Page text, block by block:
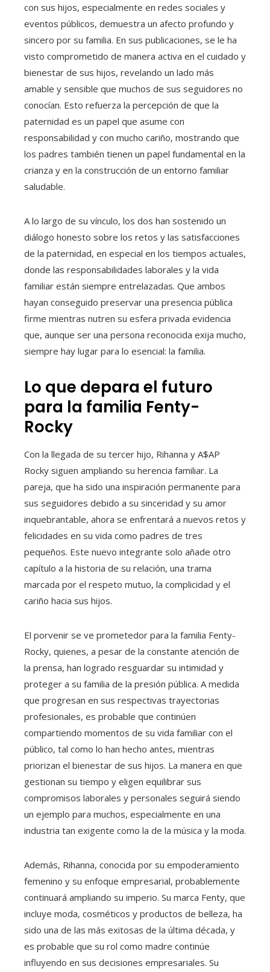
con sus hijos, especialmente en redes sociales y
eventos públicos, demuestra un afecto profundo y
sincero por su familia. En sus publicaciones, se le ha
visto comprometido de manera activa en el cuidado y
bienestar de sus hijos, revelando un lado más
amable y sensible que muchos de sus seguidores no
conocían. Esto refuerza la percepción de que la
paternidad es un papel que asume con
responsabilidad y con mucho cariño, mostrando que
los padres también tienen un papel fundamental en la
crianza y en la construcción de un entorno familiar
saludable.
A lo largo de su vínculo, los dos han sostenido un
diálogo honesto sobre los retos y las satisfacciones
de la paternidad, en especial en los tiempos actuales,
donde las responsabilidades laborales y la vida
familiar están siempre entrelazadas. Que ambos
hayan conseguido preservar una presencia pública
firme mientras nutren su esfera privada evidencia
que, aunque ser una persona reconocida exija mucho,
siempre hay lugar para lo esencial: la familia.
Lo que depara el futuro
para la familia Fenty-
Rocky
Con la llegada de su tercer hijo, Rihanna y A$AP
Rocky siguen ampliando su herencia familiar. La
pareja, que ha sido una inspiración permanente para
sus seguidores debido a su sinceridad y su amor
inquebrantable, ahora se enfrentará a nuevos retos y
felicidades en su vida como padres de tres
pequeños. Este nuevo integrante solo añade otro
capítulo a la historia de su relación, una trama
marcada por el respeto mutuo, la complicidad y el
cariño hacia sus hijos.
El porvenir se ve prometedor para la familia Fenty-
Rocky, quienes, a pesar de la constante atención de
la prensa, han logrado resguardar su intimidad y
proteger a su familia de la presión pública. A medida
que progresan en sus respectivas trayectorias
profesionales, es probable que continúen
compartiendo momentos de su vida familiar con el
público, tal como lo han hecho antes, mientras
priorizan el bienestar de sus hijos. La manera en que
gestionan su tiempo y eligen equilibrar sus
compromisos laborales y personales seguirá siendo
un ejemplo para muchos, especialmente en una
industria tan exigente como la de la música y la moda.
Además, Rihanna, conocida por su empoderamiento
femenino y su enfoque empresarial, probablemente
continuará ampliando su imperio. Su marca Fenty, que
incluye moda, cosméticos y productos de belleza, ha
sido una de las más exitosas de la última década, y
es probable que su rol como madre continúe
influyendo en sus decisiones empresariales. Su